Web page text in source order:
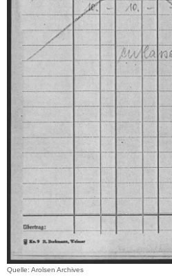
Quelle: Arolsen Archives